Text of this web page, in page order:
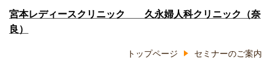
宮本レディースクリニック 久永婦人科クリニック（奈
良）
トップページ セミナーのご案内